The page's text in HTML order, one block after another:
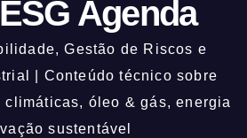
Agenda
Gestão de Riscos e
| Conteúdo técnico sobre
climáticas, óleo & gás, energia
sustentável